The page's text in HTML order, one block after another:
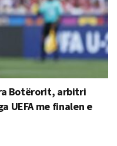
Botërorit, arbitri
UEFA me finalen e